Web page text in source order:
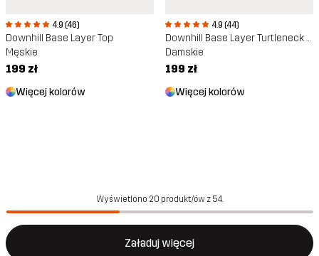
4.9 (46)
Downhill Base Layer Top
Męskie
199 zł
Więcej kolorów
4.9 (44)
Downhill Base Layer Turtleneck Top
Damskie
199 zł
Więcej kolorów
Wyświetlono 20 produkt/ów z 54.
Załaduj więcej